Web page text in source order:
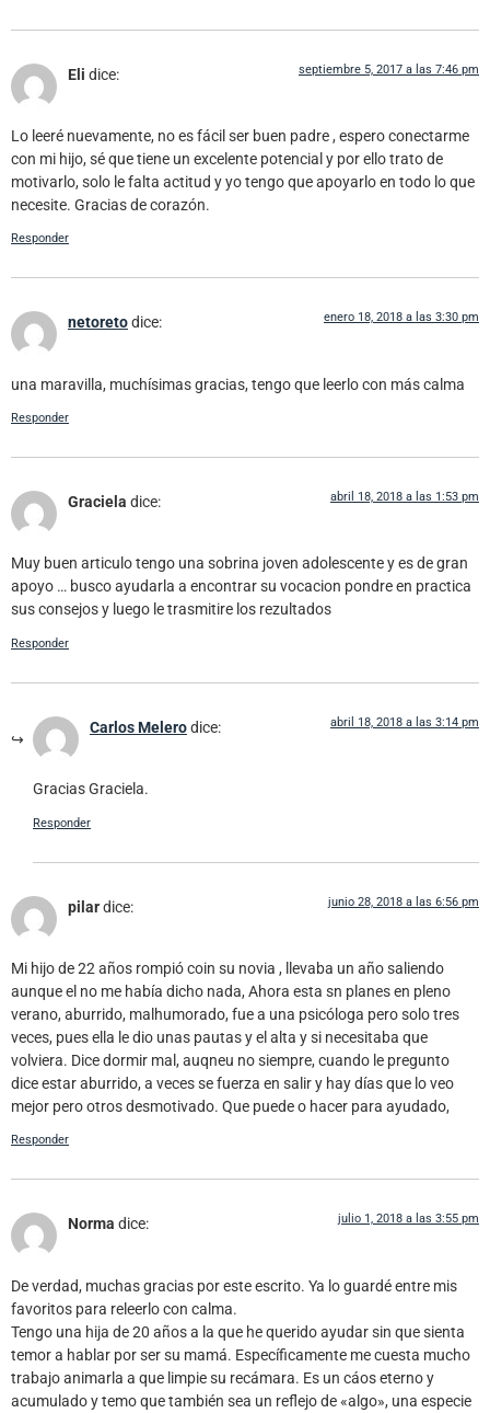
Eli dice: septiembre 5, 2017 a las 7:46 pm
Lo leeré nuevamente, no es fácil ser buen padre , espero conectarme
con mi hijo, sé que tiene un excelente potencial y por ello trato de
motivarlo, solo le falta actitud y yo tengo que apoyarlo en todo lo que
necesite. Gracias de corazón.
Responder
netoretodice: enero 18, 2018 a las 3:30 pm
una maravilla, muchísimas gracias, tengo que leerlo con más calma
Responder
Graciela dice: abril 18, 2018 a las 1:53 pm
Muy buen articulo tengo una sobrina joven adolescente y es de gran
apoyo … busco ayudarla a encontrar su vocacion pondre en practica
sus consejos y luego le trasmitire los rezultados
Responder
Carlos Melerodice: abril 18, 2018 a las 3:14 pm
Gracias Graciela.
Responder
pilardice: junio 28, 2018 a las 6:56 pm
Mi hijo de 22 años rompió coin su novia , llevaba un año saliendo
aunque el no me había dicho nada, Ahora esta sn planes en pleno
verano, aburrido, malhumorado, fue a una psicóloga pero solo tres
veces, pues ella le dio unas pautas y el alta y si necesitaba que
volviera. Dice dormir mal, auqneu no siempre, cuando le pregunto
dice estar aburrido, a veces se fuerza en salir y hay días que lo veo
mejor pero otros desmotivado. Que puede o hacer para ayudado,
Responder
Norma dice: julio 1, 2018 a las 3:55 pm
De verdad, muchas gracias por este escrito. Ya lo guardé entre mis
favoritos para releerlo con calma.
Tengo una hija de 20 años a la que he querido ayudar sin que sienta
temor a hablar por ser su mamá. Específicamente me cuesta mucho
trabajo animarla a que limpie su recámara. Es un cáos eterno y
acumulado y temo que también sea un reflejo de «algo», una especie